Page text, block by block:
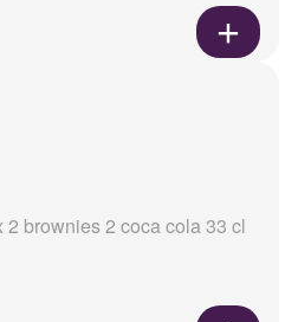
brownies 2 coca cola 33 cl